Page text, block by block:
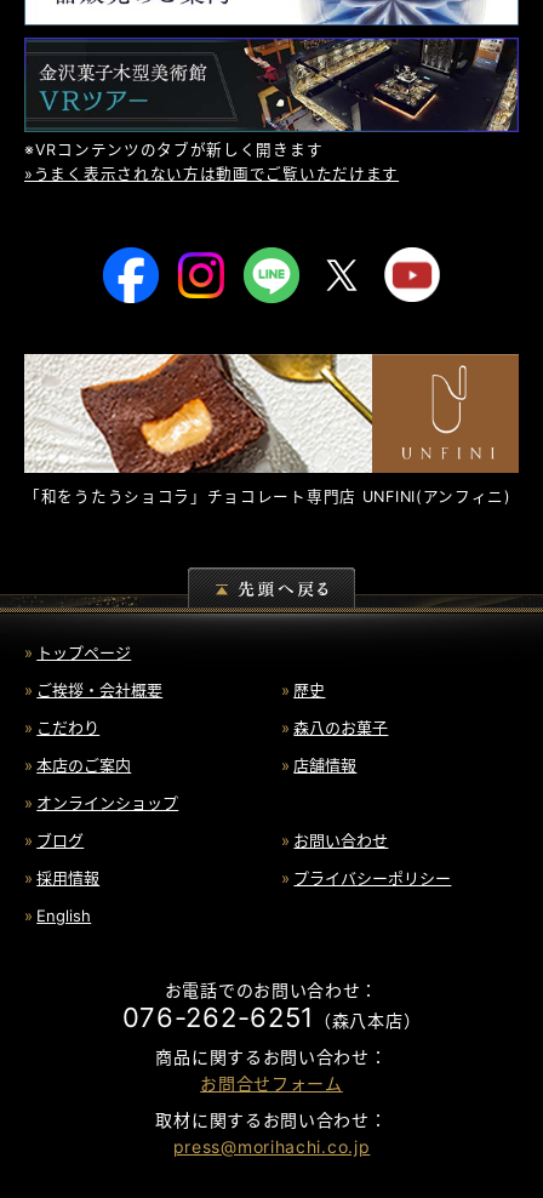
※VRコンテンツのタブが新しく開きます
»うまく表示されない方は動画でご覧いただけます
「和をうたうショコラ」チョコレート専門店 UNFINI(アンフィニ)
トップページ
ご挨拶・会社概要
歴史
こだわり
森八のお菓子
本店のご案内
店舗情報
オンラインショップ
ブログ
お問い合わせ
採用情報
プライバシーポリシー
English
お電話でのお問い合わせ：
076-262-6251
（森八本店）
商品に関するお問い合わせ：
お問合せフォーム
取材に関するお問い合わせ：
press@morihachi.co.jp